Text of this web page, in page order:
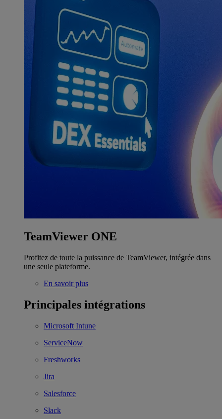
TeamViewer ONE
Profitez de toute la puissance de TeamViewer, intégrée dans
une seule plateforme.
En savoir plus
Principales intégrations
Microsoft Intune
ServiceNow
Freshworks
Jira
Salesforce
Slack